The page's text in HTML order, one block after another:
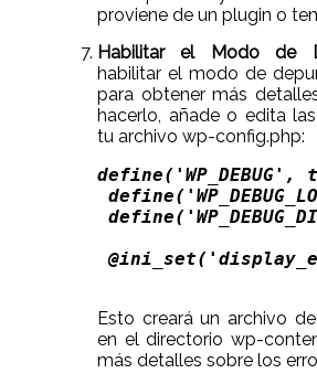
proviene de un plugin o
Habilitar el Modo de
habilitar el modo de
para obtener más
hacerlo, añade o edita
tu archivo wp-config.php:
Esto creará un archivo
en el directorio wp-
más detalles sobre los